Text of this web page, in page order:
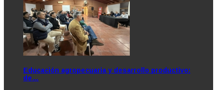
Educación agropecuaria y desarrollo productivo:
de…